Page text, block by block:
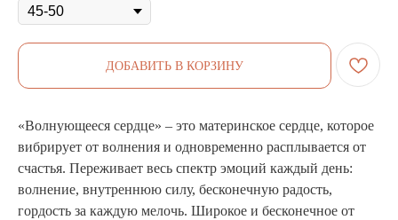
ДОБАВИТЬ В КОРЗИНУ
«Волнующееся сердце» – это материнское сердце, которое
вибрирует от волнения и одновременно расплывается от
счастья. Переживает весь спектр эмоций каждый день:
волнение, внутреннюю силу, бесконечную радость,
гордость за каждую мелочь. Широкое и бесконечное от